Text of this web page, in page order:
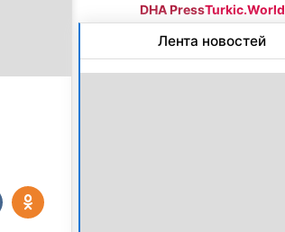
DHA PressTurkic.World
Лента новостей